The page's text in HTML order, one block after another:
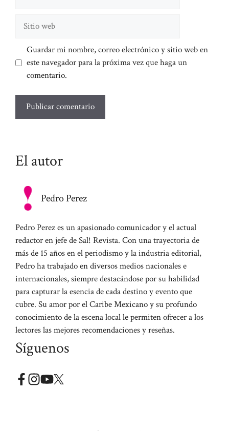
electrónico
web
Guardar mi nombre, correo electrónico y sitio web en
este navegador para la próxima vez que haga un
comentario.
El autor
Pedro Perez
Pedro Perez es un apasionado comunicador y el actual
redactor en jefe de Sal! Revista. Con una trayectoria de
más de 15 años en el periodismo y la industria editorial,
Pedro ha trabajado en diversos medios nacionales e
internacionales, siempre destacándose por su habilidad
para capturar la esencia de cada destino y evento que
cubre. Su amor por el Caribe Mexicano y su profundo
conocimiento de la escena local le permiten ofrecer a los
lectores las mejores recomendaciones y reseñas.
Síguenos